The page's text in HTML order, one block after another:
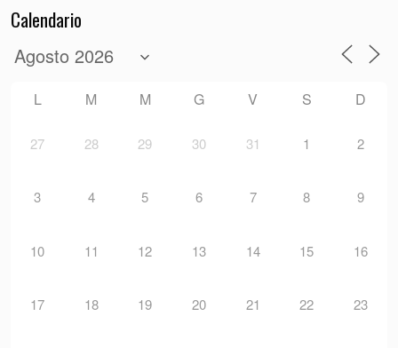
Calendario
L M M G V S D
27 28 29 30 31 1 2
3 4 5 6 7 8 9
10 11 12 13 14 15 16
17 18 19 20 21 22 23